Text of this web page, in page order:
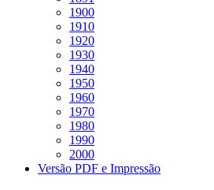
1900
1910
1920
1930
1940
1950
1960
1970
1980
1990
2000
Versão PDF e Impressão